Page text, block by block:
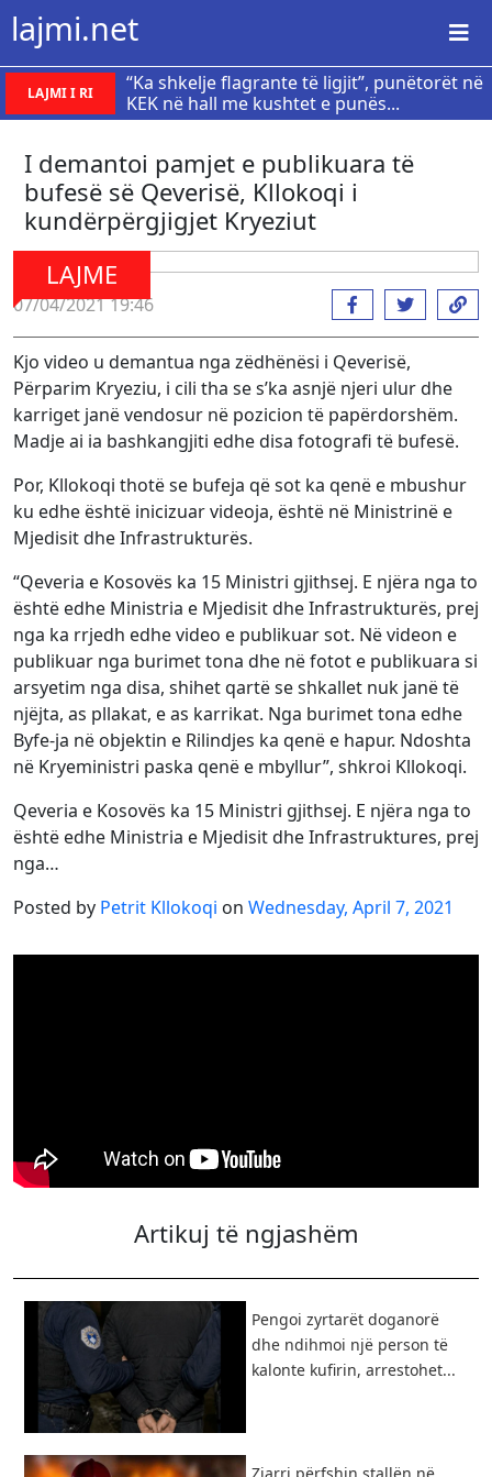
lajmi.net
LAJMI I RI
“Ka shkelje flagrante të ligjit”, punëtorët në
KEK në hall me kushtet e punës...
I demantoi pamjet e publikuara të
bufesë së Qeverisë, Kllokoqi i
kundërpërgjigjet Kryeziut
LAJME
07/04/2021 19:46
Kjo video u demantua nga zëdhënësi i Qeverisë,
Përparim Kryeziu, i cili tha se s’ka asnjë njeri ulur dhe
karriget janë vendosur në pozicion të papërdorshëm.
Madje ai ia bashkangjiti edhe disa fotografi të bufesë.
Por, Kllokoqi thotë se bufeja që sot ka qenë e mbushur
ku edhe është inicizuar videoja, është në Ministrinë e
Mjedisit dhe Infrastrukturës.
“Qeveria e Kosovës ka 15 Ministri gjithsej. E njëra nga to
është edhe Ministria e Mjedisit dhe Infrastrukturës, prej
nga ka rrjedh edhe video e publikuar sot. Në videon e
publikuar nga burimet tona dhe në fotot e publikuara si
arsyetim nga disa, shihet qartë se shkallet nuk janë të
njëjta, as pllakat, e as karrikat. Nga burimet tona edhe
Byfe-ja në objektin e Rilindjes ka qenë e hapur. Ndoshta
në Kryeministri paska qenë e mbyllur”, shkroi Kllokoqi.
Qeveria e Kosovës ka 15 Ministri gjithsej. E njëra nga to
është edhe Ministria e Mjedisit dhe Infrastruktures, prej
nga…
Posted by Petrit Kllokoqi on Wednesday, April 7, 2021
Artikuj të ngjashëm
Pengoi zyrtarët doganorë
dhe ndihmoi një person të
kalonte kufirin, arrestohet...